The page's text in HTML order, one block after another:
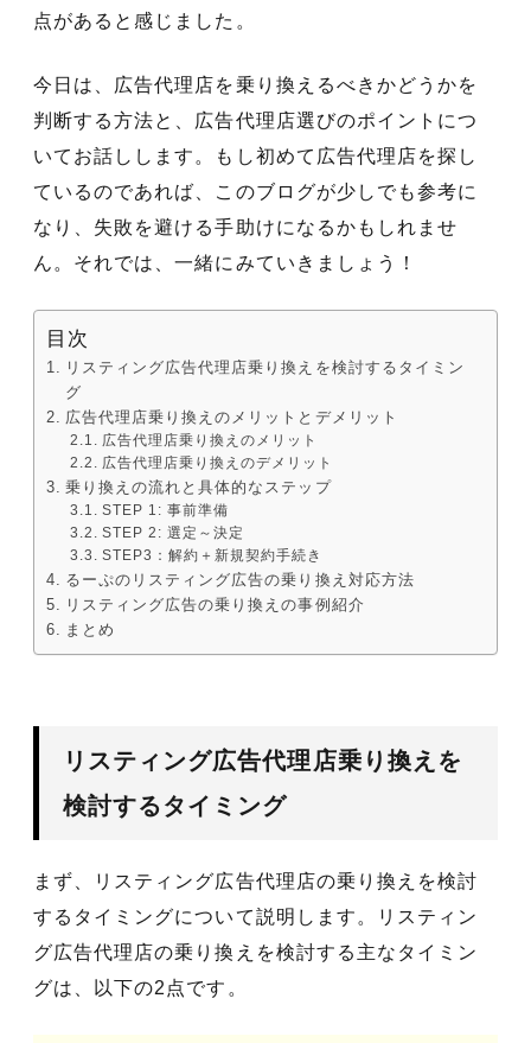
点があると感じました。
今日は、広告代理店を乗り換えるべきかどうかを
判断する方法と、広告代理店選びのポイントにつ
いてお話しします。もし初めて広告代理店を探し
ているのであれば、このブログが少しでも参考に
なり、失敗を避ける手助けになるかもしれませ
ん。それでは、一緒にみていきましょう！
目次
リスティング広告代理店乗り換えを検討するタイミン
グ
広告代理店乗り換えのメリットとデメリット
広告代理店乗り換えのメリット
広告代理店乗り換えのデメリット
乗り換えの流れと具体的なステップ
STEP 1: 事前準備
STEP 2: 選定～決定
STEP3：解約＋新規契約手続き
るーぷのリスティング広告の乗り換え対応方法
リスティング広告の乗り換えの事例紹介
まとめ
リスティング広告代理店乗り換えを
検討するタイミング
まず、リスティング広告代理店の乗り換えを検討
するタイミングについて説明します。リスティン
グ広告代理店の乗り換えを検討する主なタイミン
グは、以下の2点です。